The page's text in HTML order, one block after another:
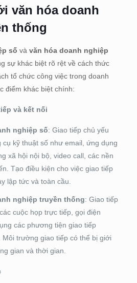
văn hóa doanh
thống
số và văn hóa doanh nghiệp
sự khác biệt rõ rệt về cách thức
tổ chức công việc trong doanh
điểm khác biệt chính:
và kết nối
nghiệp số: Giao tiếp chủ yếu
cụ kỹ thuật số như email, ứng dụng
xã hội nội bộ, video call, các nền
Tạo điều kiện cho việc giao tiếp
lập tức và toàn cầu.
nghiệp truyền thống: Giao tiếp
cuộc họp trực tiếp, gọi điện
các phương tiện giao tiếp
Môi trường giao tiếp có thể bị giới
gian và thời gian.